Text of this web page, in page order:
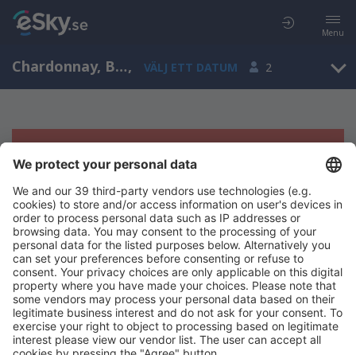
Menu
Chardonnay, Burgundy, Frankrike, VÄLJ ETT DATUM 2
Tyvärr, inga resultat för denna sökning
Försök att söka med andra kriterier
Copyright © eSky.se. Alla rättigheter förbehålls.